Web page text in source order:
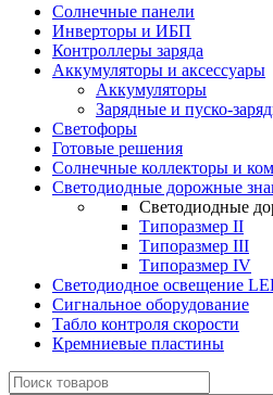
Солнечные панели
Инверторы и ИБП
Контроллеры заряда
Аккумуляторы и аксессуары
Аккумуляторы
Зарядные и пуско-
Светофоры
Готовые решения
Солнечные коллекторы и
Светодиодные дорожные
Светодиодные
Типоразмер II
Типоразмер III
Типоразмер IV
Светодиодное освещение
Сигнальное оборудование
Табло контроля скорости
Кремниевые пластины
Найти: